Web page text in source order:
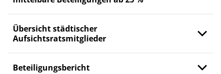
Übersicht städtischer
Aufsichtsratsmitglieder
Beteiligungsbericht